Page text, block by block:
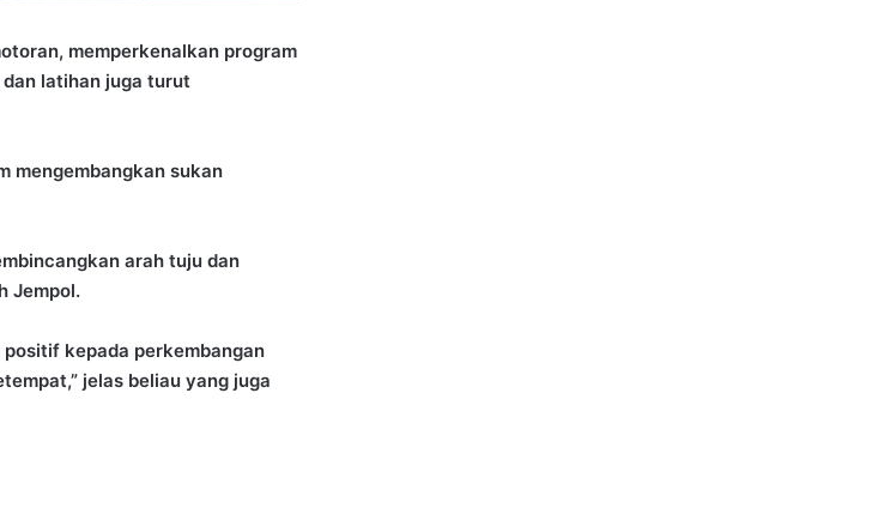
memperkenalkan program
latihan juga turut
mengembangkan sukan
arah tuju dan
Jempol.
kepada perkembangan
jelas beliau yang juga